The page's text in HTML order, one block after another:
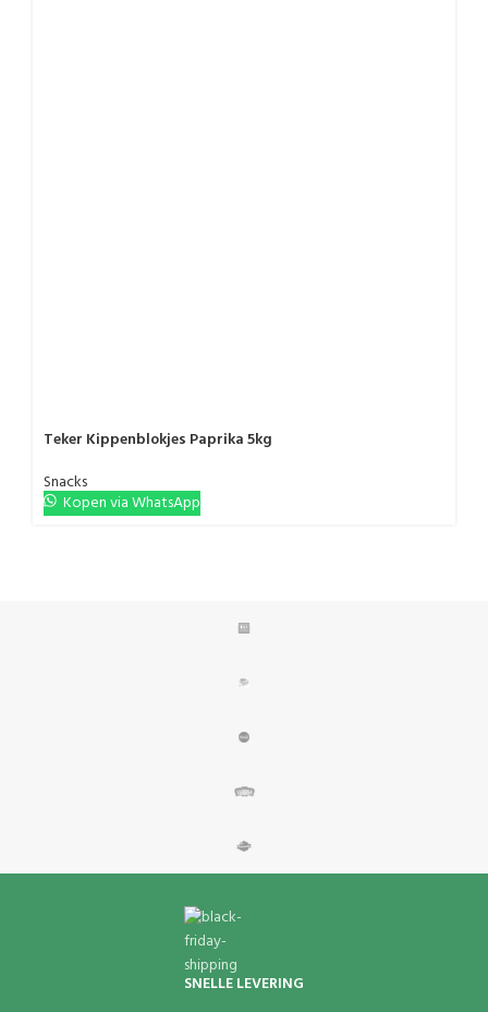
Teker Kippenblokjes Paprika 5kg
Snacks
Kopen via WhatsApp
SNELLE LEVERING